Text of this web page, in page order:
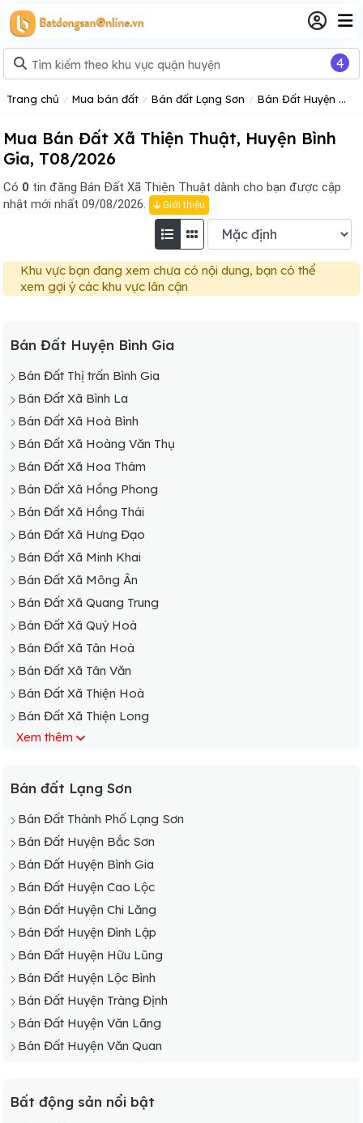
Trang chủ Mua bán đất Bán đất Lạng Sơn Bán Đất Huyện Bình Gia
Mua Bán Đất Xã Thiện Thuật, Huyện Bình
Gia, T08/2026
Có 0 tin đăng Bán Đất Xã Thiện Thuật dành cho bạn được cập
nhật mới nhất 09/08/2026.
Giới thiệu
Khu vực bạn đang xem chưa có nội dung, bạn có thể
xem gợi ý các khu vực lân cận
Bán Đất Huyện Bình Gia
Bán Đất Thị trấn Bình Gia
Bán Đất Xã Bình La
Bán Đất Xã Hoà Bình
Bán Đất Xã Hoàng Văn Thụ
Bán Đất Xã Hoa Thám
Bán Đất Xã Hồng Phong
Bán Đất Xã Hồng Thái
Bán Đất Xã Hưng Đạo
Bán Đất Xã Minh Khai
Bán Đất Xã Mông Ân
Bán Đất Xã Quang Trung
Bán Đất Xã Quý Hoà
Bán Đất Xã Tân Hoà
Bán Đất Xã Tân Văn
Bán Đất Xã Thiện Hoà
Bán Đất Xã Thiện Long
Bán Đất Xã Thiện Thuật
Bán Đất Xã Vĩnh Yên
Xem thêm
Bán đất Lạng Sơn
Bán Đất Thành Phố Lạng Sơn
Bán Đất Huyện Bắc Sơn
Bán Đất Huyện Bình Gia
Bán Đất Huyện Cao Lộc
Bán Đất Huyện Chi Lăng
Bán Đất Huyện Đình Lập
Bán Đất Huyện Hữu Lũng
Bán Đất Huyện Lộc Bình
Bán Đất Huyện Tràng Định
Bán Đất Huyện Văn Lãng
Bán Đất Huyện Văn Quan
Bất động sản nổi bật
4